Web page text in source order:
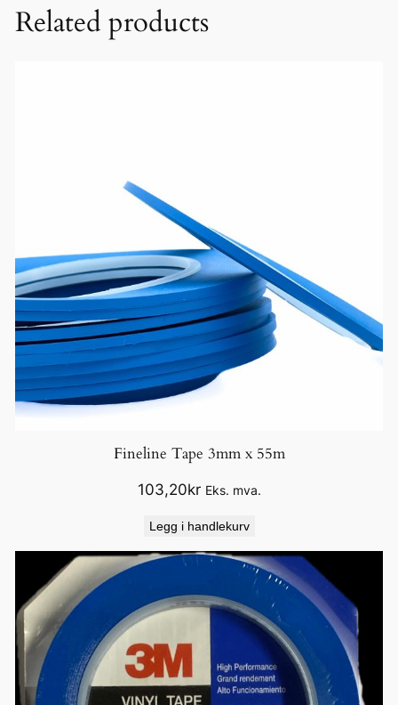
Related products
Fineline Tape 3mm x 55m
103,20kr Eks. mva.
Legg i handlekurv